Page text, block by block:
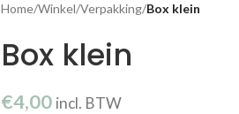
Home/Winkel/Verpakking/Box klein
Box klein
€4,00 incl. BTW